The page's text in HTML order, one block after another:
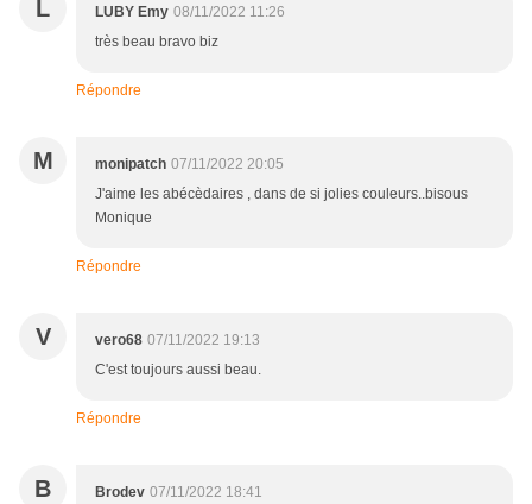
L LUBY Emy 08/11/2022 11:26
très beau bravo biz
Répondre
M monipatch 07/11/2022 20:05
J'aime les abécèdaires , dans de si jolies couleurs..bisous
Monique
Répondre
V vero68 07/11/2022 19:13
C'est toujours aussi beau.
Répondre
B Brodev 07/11/2022 18:41